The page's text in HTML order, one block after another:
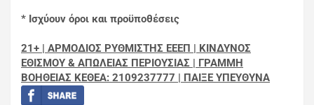
* Ισχύουν όροι και προϋποθέσεις
21+ | ΑΡΜΟΔΙΟΣ ΡΥΘΜΙΣΤΗΣ ΕΕΕΠ | ΚΙΝΔΥΝΟΣ
ΕΘΙΣΜΟΥ & ΑΠΩΛΕΙΑΣ ΠΕΡΙΟΥΣΙΑΣ | ΓΡΑΜΜΗ
ΒΟΗΘΕΙΑΣ ΚΕΘΕΑ: 2109237777 | ΠΑΙΞΕ ΥΠΕΥΘΥΝΑ